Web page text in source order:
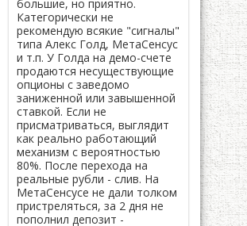
большие, но приятно.
Категорически не
рекомендую всякие "сигналы"
типа Алекс Голд, МетаСенсус
и т.п. У Голда на демо-счете
продаются несуществующие
опционы с заведомо
заниженной или завышенной
ставкой. Если не
присматриваться, выглядит
как реально работающий
механизм с вероятностью
80%. После перехода на
реальные рубли - слив. На
МетаСенсусе не дали толком
пристреляться, за 2 дня не
пополнил депозит -